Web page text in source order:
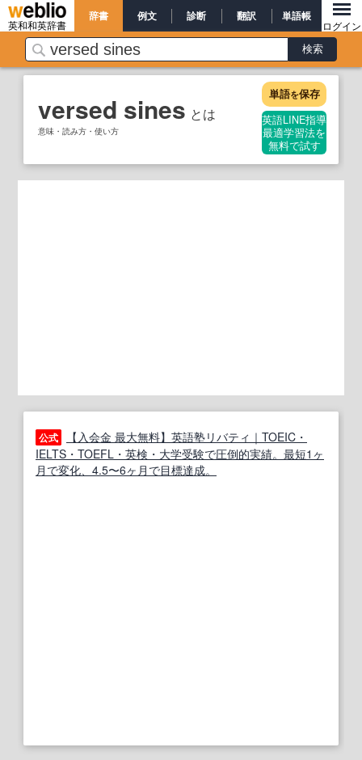
英和和英辞書
辞書 例文 診断 翻訳 単語帳
ログイン
versed sines とは
意味・読み方・使い方
単語を保存
英語LINE指導
最適学習法を
無料で試す
公式
【入会金 最大無料】英語塾リバティ｜TOEIC・
IELTS・TOEFL・英検・大学受験で圧倒的実績。最短1ヶ
月で変化、4.5〜6ヶ月で目標達成。